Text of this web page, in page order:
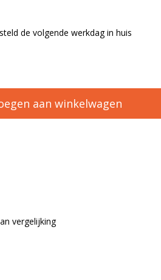
de volgende werkdag in huis
aan winkelwagen
vergelijking